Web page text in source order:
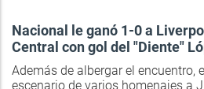
Nacional le ganó 1-0 a
Central con gol del "Diente"
Además de albergar el encuentro,
escenario de varios homenajes a